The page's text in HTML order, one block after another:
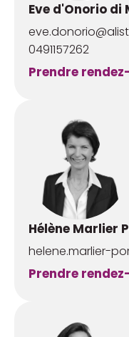
Eve d'Onorio di
0491157262
Prendre
Hélène Marlier
helene.marlier-
Prendre